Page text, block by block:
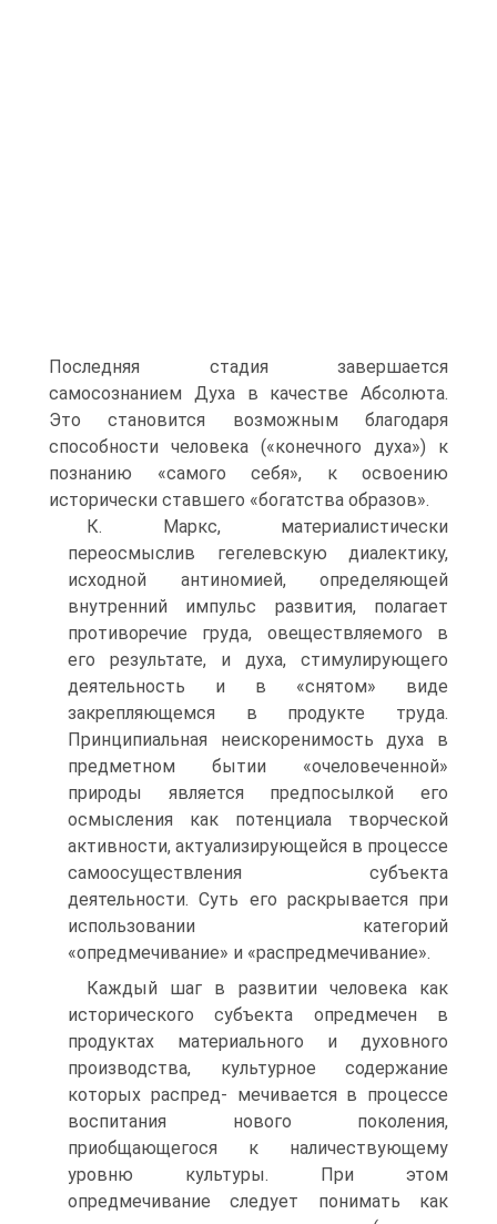
Последняя стадия завершается
самосознанием Духа в качестве Абсолюта.
Это становится возможным благодаря
способности человека («конечного духа») к
познанию «самого себя», к освоению
исторически ставшего «богатства образов».
К. Маркс, материалистически
переосмыслив гегелевскую диалектику,
исходной антиномией, определяющей
внутренний импульс развития, полагает
противоречие груда, овеществляемого в
его результате, и духа, стимулирующего
деятельность и в «снятом» виде
закрепляющемся в продукте труда.
Принципиальная неискоренимость духа в
предметном бытии «очеловеченной»
природы является предпосылкой его
осмысления как потенциала творческой
активности, актуализирующейся в процессе
самоосуществления субъекта
деятельности. Суть его раскрывается при
использовании категорий
«опредмечивание» и «распредмечивание».
Каждый шаг в развитии человека как
исторического субъекта опредмечен в
продуктах материального и духовного
производства, культурное содержание
которых распред- мечивается в процессе
воспитания нового поколения,
приобщающегося к наличествующему
уровню культуры. При этом
опредмечивание следует понимать как